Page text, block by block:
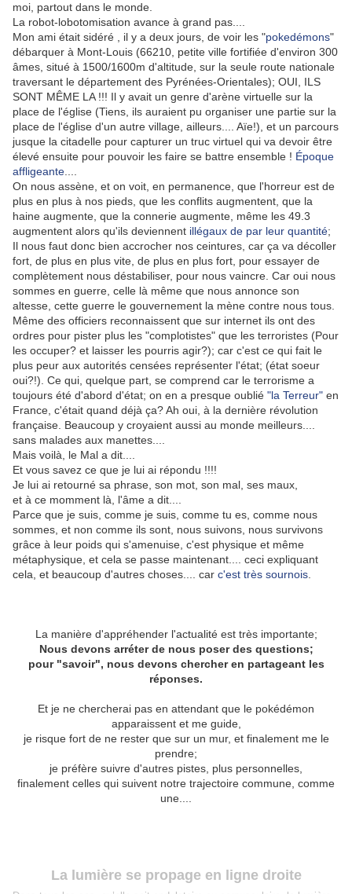
moi, partout dans le monde.
La robot-lobotomisation avance à grand pas....
Mon ami était sidéré , il y a deux jours, de voir les "pokedémons"
débarquer à Mont-Louis (66210, petite ville fortifiée d'environ 300
âmes, situé à 1500/1600m d'altitude, sur la seule route nationale
traversant le département des Pyrénées-Orientales); OUI, ILS
SONT MÊME LA !!! Il y avait un genre d'arène virtuelle sur la
place de l'église (Tiens, ils auraient pu organiser une partie sur la
place de l'église d'un autre village, ailleurs.... Aïe!), et un parcours
jusque la citadelle pour capturer un truc virtuel qui va devoir être
élevé ensuite pour pouvoir les faire se battre ensemble ! Époque
affligeante
On nous assène, et on voit, en permanence, que l'horreur est de
plus en plus à nos pieds, que les conflits augmentent, que la
haine augmente, que la connerie augmente, même les 49.3
augmentent alors qu'ils deviennent illégaux de par leur quantité;
Il nous faut donc bien accrocher nos ceintures, car ça va décoller
fort, de plus en plus vite, de plus en plus fort, pour essayer de
complètement nous déstabiliser, pour nous vaincre. Car oui nous
sommes en guerre, celle là même que nous annonce son
altesse, cette guerre le gouvernement la mène contre nous tous.
Même des officiers reconnaissent que sur internet ils ont des
ordres pour pister plus les "complotistes" que les terroristes (Pour
les occuper? et laisser les pourris agir?); car c'est ce qui fait le
plus peur aux autorités censées représenter l'état; (état soeur
oui?!). Ce qui, quelque part, se comprend car le terrorisme a
toujours été d'abord d'état; on en a presque oublié "la Terreur" en
France, c'était quand déjà ça? Ah oui, à la dernière révolution
française. Beaucoup y croyaient aussi au monde meilleurs....
sans malades aux manettes....
Mais voilà, le Mal a dit....
Et vous savez ce que je lui ai répondu !!!!
Je lui ai retourné sa phrase, son mot, son mal, ses maux,
et à ce momment là, l'âme a dit....
Parce que je suis, comme je suis, comme tu es, comme nous
sommes, et non comme ils sont, nous suivons, nous survivons
grâce à leur poids qui s'amenuise, c'est physique et même
métaphysique, et cela se passe maintenant.... ceci expliquant
cela, et beaucoup d'autres choses.... car c'est très sournois
La manière d'appréhender l'actualité est très importante;
Nous devons arréter de nous poser des questions;
pour "savoir", nous devons chercher en partageant les
réponses.
Et je ne chercherai pas en attendant que le pokédémon
apparaissent et me guide,
je risque fort de ne rester que sur un mur, et finalement me le
prendre;
je préfère suivre d'autres pistes, plus personnelles,
finalement celles qui suivent notre trajectoire commune, comme
une....
La lumière se propage en ligne droite